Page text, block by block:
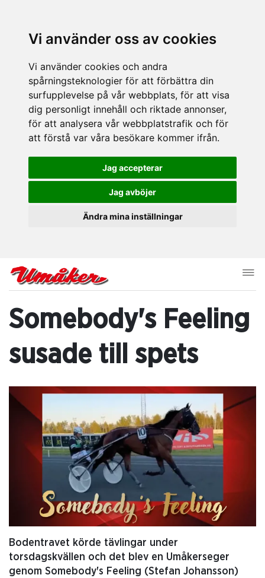
Vi använder oss av cookies
Vi använder cookies och andra
spårningsteknologier för att förbättra din
surfupplevelse på vår webbplats, för att visa
dig personligt innehåll och riktade annonser,
för att analysera vår webbplatstrafik och för
att förstå var våra besökare kommer ifrån.
Jag accepterar
Jag avböjer
Ändra mina inställningar
Somebody's Feeling
susade till spets
Bodentravet körde tävlingar under
torsdagskvällen och det blev en Umåkerseger
genom Somebody's Feeling (Stefan Johansson)